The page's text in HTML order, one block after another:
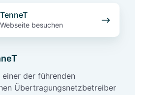
TenneT
Webseite besuchen
einer der führenden
Übertragungsnetzbetreiber